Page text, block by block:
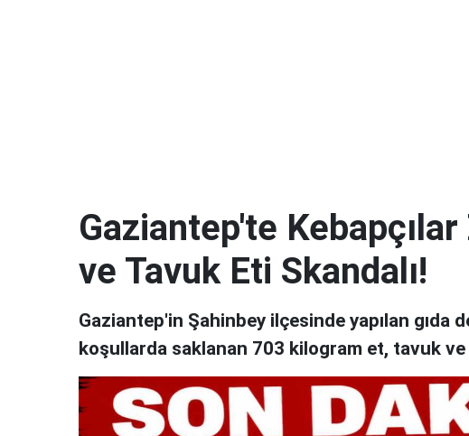
Gaziantep'te
ve Tavuk Eti Skandalı!
Gaziantep'in Şahinbey ilçesinde yapılan gıda
koşullarda saklanan 703 kilogram et, tavuk